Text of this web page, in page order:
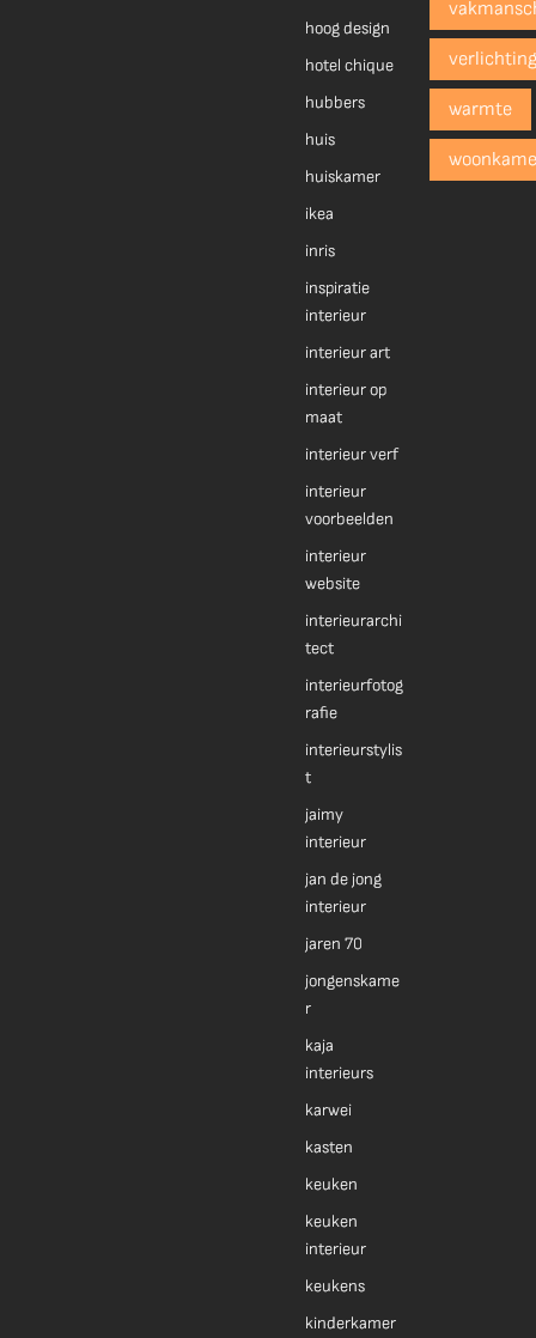
hoog design
hotel chique
hubbers
huis
huiskamer
ikea
inris
inspiratie
interieur
interieur art
interieur op
maat
interieur verf
interieur
voorbeelden
interieur
website
interieurarchi
tect
interieurfotog
rafie
interieurstylis
t
jaimy
interieur
jan de jong
interieur
jaren 70
jongenskame
r
kaja
interieurs
karwei
kasten
keuken
keuken
interieur
keukens
kinderkamer
warmte